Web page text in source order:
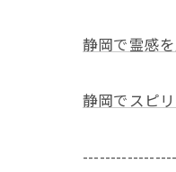
静岡で霊感
静岡でスピ